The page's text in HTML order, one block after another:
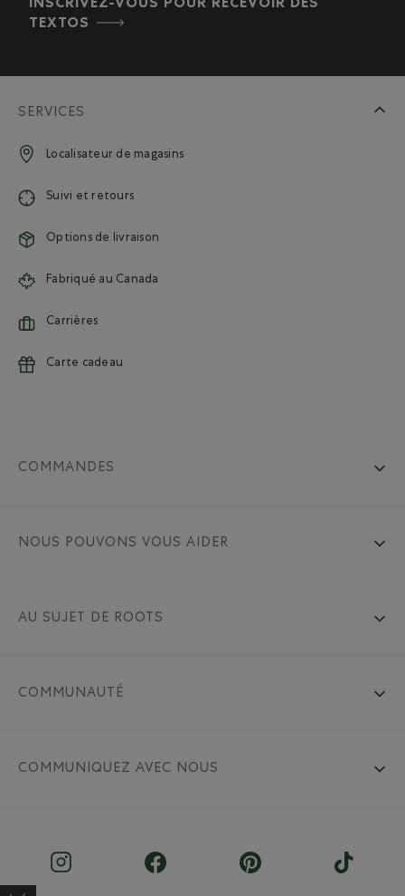
INSCRIVEZ-VOUS POUR RECEVOIR DES
TEXTOS
SERVICES
Localisateur de magasins
Suivi et retours
Options de livraison
Fabriqué au Canada
Carrières
Carte cadeau
COMMANDES
NOUS POUVONS VOUS AIDER
AU SUJET DE ROOTS
COMMUNAUTÉ
COMMUNIQUEZ AVEC NOUS